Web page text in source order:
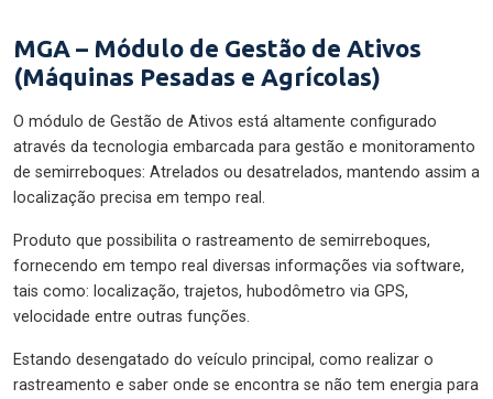
MGA – Módulo de Gestão de Ativos
(Máquinas Pesadas e Agrícolas)
O módulo de Gestão de Ativos está altamente configurado
através da tecnologia embarcada para gestão e monitoramento
de semirreboques: Atrelados ou desatrelados, mantendo assim a
localização precisa em tempo real.
Produto que possibilita o rastreamento de semirreboques,
fornecendo em tempo real diversas informações via software,
tais como: localização, trajetos, hubodômetro via GPS,
velocidade entre outras funções.
Estando desengatado do veículo principal, como realizar o
rastreamento e saber onde se encontra se não tem energia para